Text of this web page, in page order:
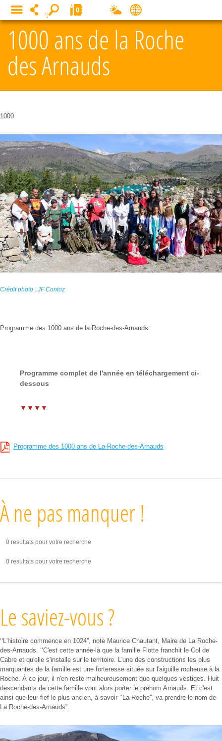
1000 ans de la Roche
des Arnauds
1000
Crédit photo : JF Contoz
Programme des 1000 ans de la Roche-des-Arnauds
Programme complet de l'année en téléchargement ci-
dessous
▼▼▼▼
Programme des 1000 ans de La-Roche-des-Arnauds
À ne pas manquer !
0 resultats pour votre recherche
0 resultats pour votre recherche
Le saviez-vous ?
‘‘L'histoire commence en 1024'', note Maurice Chautant, Maire de La Roche-
des-Arnauds. ‘‘C'est cette année-là que la famille Flotte franchit le Col de
Cabre et qu'elle s'installe sur le territoire. L'une des constructions les plus
marquantes de la famille est une forteresse située sur l'aiguille rocheuse à la
Roche. À ce jour, il n'en reste malheureusement que quelques vestiges. Huit
descendants de cette famille vont alors porter le prénom Arnauds. Et c'est
ainsi que leur fief le plus ancien, à savoir ‘‘La Roche'', va prendre le nom de
La Roche-des-Arnauds''.
MENU 0
Cookies management panel